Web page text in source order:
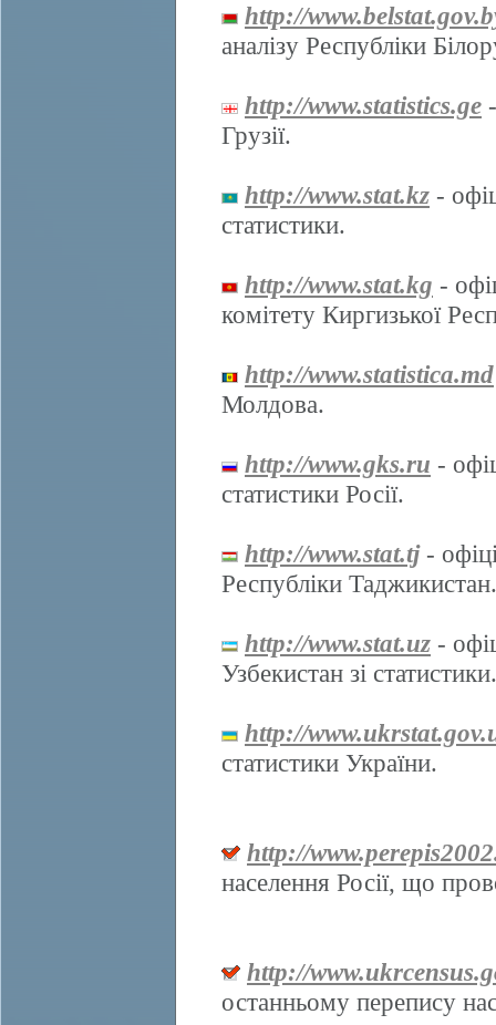
http://
аналізу Республіки
http://www.statistics.ge
Грузії.
http://www.stat.kz -
статистики.
http://www.stat.kg -
комітету Киргизької
http://www.statistica.md
Молдова.
http://www.gks.ru -
статистики Росії.
http://www.stat.tj-
Республіки Таджикистан.
http://www.stat.uz -
Узбекистан зі статистики.
http://
статистики України.
http://
населення Росії, що
http://
останньому перепису